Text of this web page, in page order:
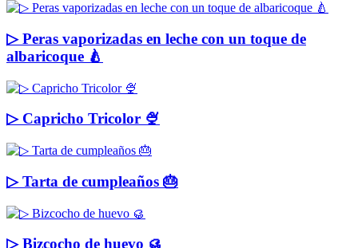
▷ Peras vaporizadas en leche con un toque de
albaricoque 🍐
▷ Capricho Tricolor 🍨
▷ Tarta de cumpleaños 🎂
▷ Bizcocho de huevo 🥮